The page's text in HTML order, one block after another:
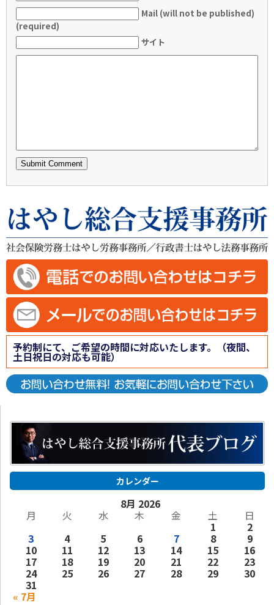
Mail (will not be published)
(required)
サイト
予約制にて、ご希望の時間に対応いたします。（夜間、
土日祝日の対応も可能）
カレンダー
8月 2026
月 火 水 木 金 土 日
« 7月
1 2
3 4 5 6 7 8 9
10 11 12 13 14 15 16
17 18 19 20 21 22 23
24 25 26 27 28 29 30
31